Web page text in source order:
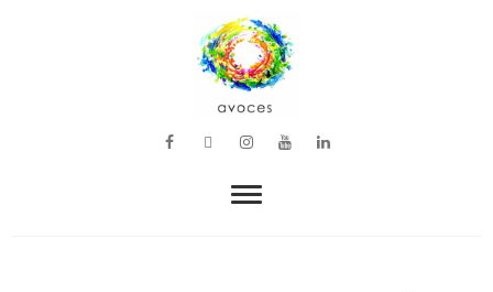
avoces